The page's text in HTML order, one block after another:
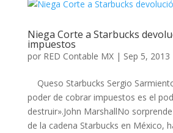
Niega Corte a Starbucks
impuestos
por RED Contable MX| Sep 5, 2013
Queso Starbucks Sergio
poder de cobrar impuestos es el
destruir».John MarshallNo
de la cadena Starbucks en México,